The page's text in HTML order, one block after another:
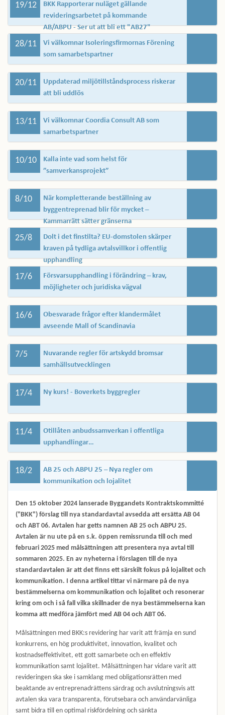
19/12
BKK Rapporterar nuläget gällande
revideringsarbetet på kommande
AB/ABPU - Ser ut att bli ett "AB27"
28/11
Vi välkomnar Isoleringsfirmornas Förening
som samarbetspartner
20/11
Uppdaterad miljötillståndsprocess riskerar
att bli uddlös
13/11
Vi välkomnar Coordia Consult AB som
samarbetspartner
10/10
Kalla inte vad som helst för
”samverkansprojekt”
8/10
När kompletterande beställning av
byggentreprenad blir för mycket –
Kammarrätt sätter gränserna
25/8
Dolt i det finstilta? EU-domstolen skärper
kraven på tydliga avtalsvillkor i offentlig
upphandling
17/6
Försvarsupphandling i förändring – krav,
möjligheter och juridiska vägval
16/6
Obesvarade frågor efter klandermålet
avseende Mall of Scandinavia
7/5
Nuvarande regler för artskydd bromsar
samhällsutvecklingen
17/4 Ny kurs! - Boverkets byggregler
11/4
Otillåten anbudssamverkan i offentliga
upphandlingar…
18/2
AB 25 och ABPU 25 – Nya regler om
kommunikation och lojalitet
Den 15 oktober 2024 lanserade Byggandets Kontraktskommitté
("BKK") förslag till nya standardavtal avsedda att ersätta AB 04
och ABT 06. Avtalen har getts namnen AB 25 och ABPU 25.
Avtalen är nu ute på en s.k. öppen remissrunda till och med
februari 2025 med målsättningen att presentera nya avtal till
sommaren 2025. En av nyheterna i förslagen till de nya
standardavtalen är att det finns ett särskilt fokus på lojalitet och
kommunikation. I denna artikel tittar vi närmare på de nya
bestämmelserna om kommunikation och lojalitet och resonerar
kring om och i så fall vilka skillnader de nya bestämmelserna kan
komma att medföra jämfört med AB 04 och ABT 06.
Målsättningen med BKK:s revidering har varit att främja en sund
konkurrens, en hög produktivitet, innovation, kvalitet och
kostnadseffektivitet, ett gott samarbete och en effektiv
kommunikation samt lojalitet. Målsättningen har vidare varit att
revideringen ska ske i samklang med obligationsrätten med
beaktande av entreprenadrättens särdrag och avslutningsvis att
avtalen ska vara transparenta, förutsebara och användarvänliga
samt bidra till en optimal riskfördelning och sänkta